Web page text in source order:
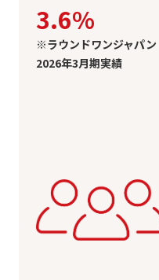
3.6%
※ラウンドワンジャパン
2026年3月期実績